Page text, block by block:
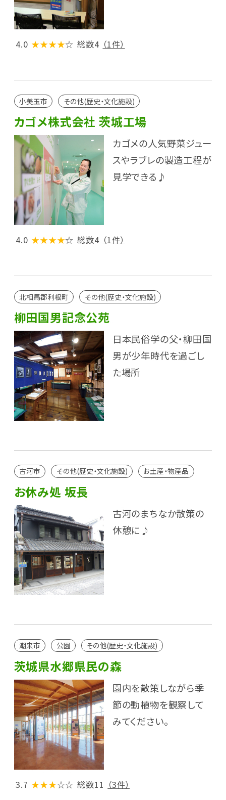
4.0 ★★★★☆ 総数4 （1件）
小美玉市 その他(歴史・文化施設)
カゴメ株式会社 茨城工場
カゴメの人気野菜ジュー
スやラブレの製造工程が
見学できる♪
4.0 ★★★★☆ 総数4 （1件）
北相馬郡利根町 その他(歴史・文化施設)
柳田国男記念公苑
日本民俗学の父・柳田国
男が少年時代を過ごし
た場所
古河市 その他(歴史・文化施設) お土産・物産品
お休み処 坂長
古河のまちなか散策の
休憩に♪
潮来市 公園 その他(歴史・文化施設)
茨城県水郷県民の森
園内を散策しながら季
節の動植物を観察して
みてください。
3.7 ★★★☆☆ 総数11 （3件）